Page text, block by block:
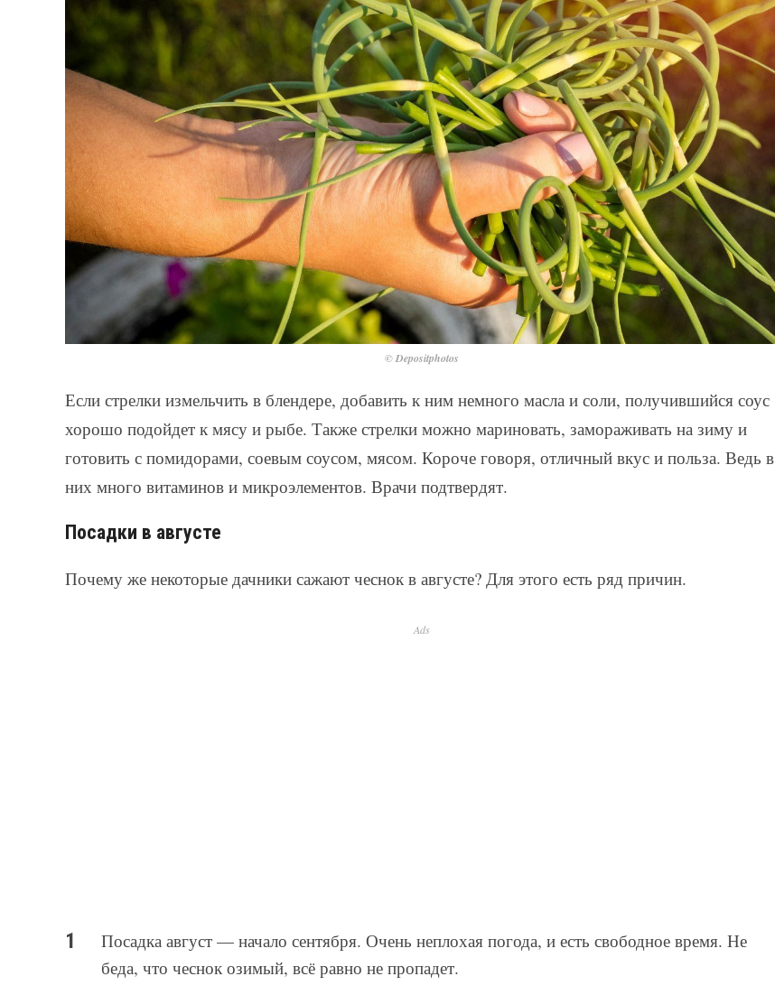
© Depositphotos
Если стрелки измельчить в блендере, добавить к ним немного масла и соли, получившийся соус
хорошо подойдет к мясу и рыбе. Также стрелки можно мариновать, замораживать на зиму и
готовить с помидорами, соевым соусом, мясом. Короче говоря, отличный вкус и польза. Ведь в
них много витаминов и микроэлементов. Врачи подтвердят.
Посадки в августе
Почему же некоторые дачники сажают чеснок в августе? Для этого есть ряд причин.
Ads
Посадка август — начало сентября. Очень неплохая погода, и есть свободное время. Не
беда, что чеснок озимый, всё равно не пропадет.